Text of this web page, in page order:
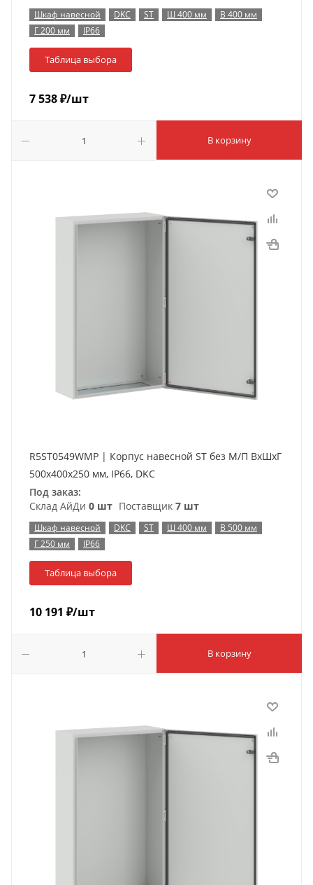
Шкаф навесной DKC ST Ш 400 мм
В 400 мм
Г 200 мм
IP66
Таблица выбора
7 538₽/шт
В корзину
R5ST0549WMP | Корпус навесной ST без М/П ВxШxГ
500x400x250 мм, IP66, DKC
Под заказ:
Склад АйДи 0 шт Поставщик 7 шт
Шкаф навесной DKC ST Ш 400 мм
В 500 мм
Г 250 мм
IP66
Таблица выбора
10 191 ₽/шт
В корзину